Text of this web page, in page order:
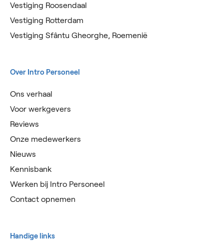
Vestiging Roosendaal
Vestiging Rotterdam
Vestiging Sfântu Gheorghe, Roemenië
Over Intro Personeel
Ons verhaal
Voor werkgevers
Reviews
Onze medewerkers
Nieuws
Kennisbank
Werken bij Intro Personeel
Contact opnemen
Handige links